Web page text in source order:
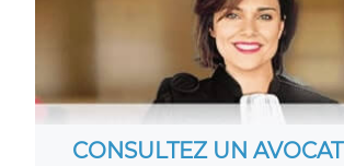
CONSULTEZ UN AVOCAT